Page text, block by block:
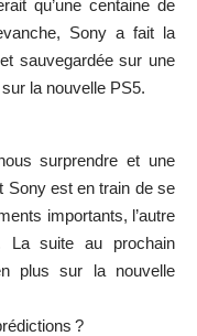
qu’une centaine de
Sony a fait la
sauvegardée sur une
la nouvelle PS5.
surprendre et une
Sony est en train de se
importants, l’autre
La suite au prochain
plus sur la nouvelle
?